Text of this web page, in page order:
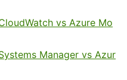
vs Azure Mo
Manager vs Azur